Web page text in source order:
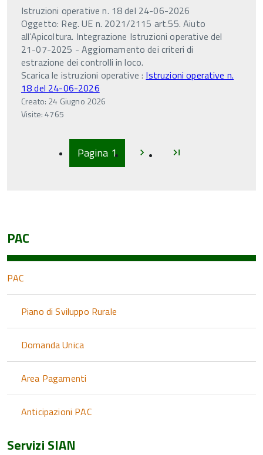
Istruzioni operative n. 18 del 24-06-2026
Oggetto: Reg. UE n. 2021/2115 art.55. Aiuto
all’Apicoltura. Integrazione Istruzioni operative del
21-07-2025 - Aggiornamento dei criteri di
estrazione dei controlli in loco.
Scarica le istruzioni operative : Istruzioni operative n.
18 del 24-06-2026
Creato: 24 Giugno 2026
Visite: 4765
Pagina 1 chevron_right last_page
PAC
PAC
Piano di Sviluppo Rurale
Domanda Unica
Area Pagamenti
Anticipazioni PAC
Servizi SIAN